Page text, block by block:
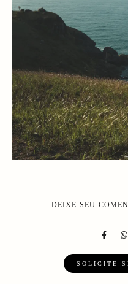
DEIXE SEU
SOLICITE